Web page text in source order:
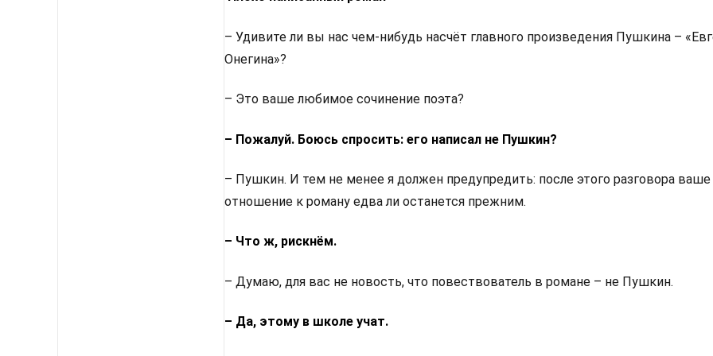
– Удивите ли вы нас чем-нибудь насчёт главного произведения Пушкина –
Онегина»?
– Это ваше любимое сочинение поэта?
– Пожалуй. Боюсь спросить: его написал не Пушкин?
– Пушкин. И тем не менее я должен предупредить: после этого разговора ваше
отношение к роману едва ли останется прежним.
– Что ж, рискнём.
– Думаю, для вас не новость, что повествователь в романе – не Пушкин.
– Да, этому в школе учат.